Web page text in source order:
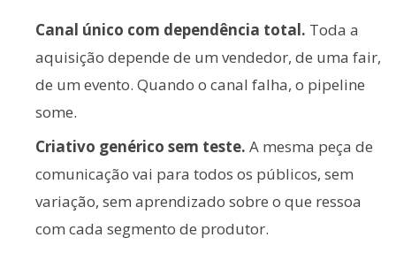
Canal único com dependência total. Toda a
aquisição depende de um vendedor, de uma fair,
de um evento. Quando o canal falha, o pipeline
some.
Criativo genérico sem teste. A mesma peça de
comunicação vai para todos os públicos, sem
variação, sem aprendizado sobre o que ressoa
com cada segmento de produtor.